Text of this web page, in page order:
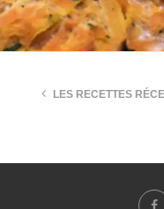
LES RECETTES